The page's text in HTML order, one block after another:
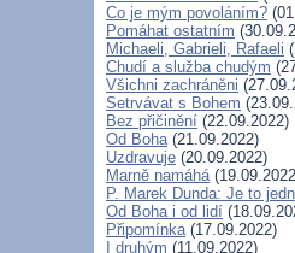
Co je mým povoláním?
Pomáhat ostatním
Michaeli, Gabrieli, Rafaeli
Chudí a služba chudým
Všichni zachráněni
Setrvávat s Bohem
Bez přičinění (22.09.2022)
Od Boha(21.09.2022)
Uzdravuje (20.09.2022)
Marně namáhá
P. Marek Dunda: Je to
Od Boha i od lidí
Připomínka(17.09.2022)
I druhým (11.09.2022)